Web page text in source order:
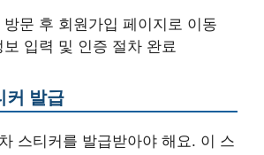
방문 후 회원가입 페이지로 이동
보 입력 및 인증 절차 완료
커 발급
스티커를 발급받아야 해요. 이 스